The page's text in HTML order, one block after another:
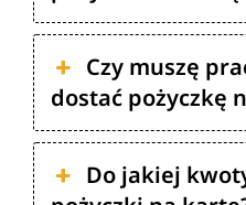
Czy muszę
dostać pożyczkę
Do jakiej